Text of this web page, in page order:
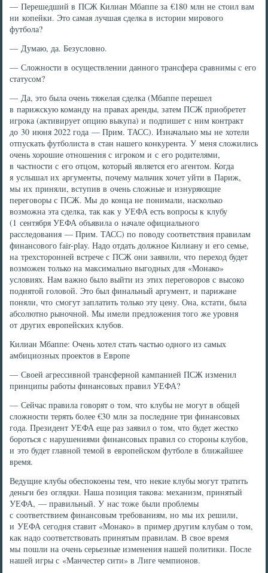
— Перешедший в ПСЖ Килиан Мбаппе за €180 млн не стоил вам
ни копейки. Это самая лучшая сделка в истории мирового
футбола?
— Думаю, да. Безусловно.
— Сложности в осуществлении данного трансфера сравнимы с его
статусом?
— Да, это была очень тяжелая сделка (Мбаппе перешел
в парижскую команду на правах аренды, затем ПСЖ приобретет
игрока (активирует опцию выкупа) и подпишет с ним контракт
до 30 июня 2022 года — Прим. ТАСС). Изначально мы не хотели
отпускать футболиста в стан нашего конкурента. У меня сложились
очень хорошие отношения с игроком и с его родителями,
в частности с его отцом, который является его агентом. Когда
я услышал их аргументы, почему мальчик хочет уйти в Париж,
мы их приняли, вступив в очень сложные и изнуряющие
переговоры с ПСЖ. Мы до конца не понимали, насколько
возможна эта сделка, так как у УЕФА есть вопросы к клубу
(1 сентября УЕФА объявила о начале официального
расследования — Прим. ТАСС) по поводу соответствия правилам
финансового fair-play. Надо отдать должное Килиану и его семье,
на трехсторонней встрече с ПСЖ они заявили, что переход будет
возможен только на максимально выгодных для «Монако»
условиях. Нам важно было выйти из этих переговоров с высоко
поднятой головой. Это был финальный аргумент, и парижане
поняли, что смогут заплатить только эту цену. Она, кстати, была
абсолютно рыночной. Мы имели предложения того же уровня
от других европейских клубов.
Килиан Мбаппе: Очень хотел стать частью одного из самых
амбициозных проектов в Европе
— Своей агрессивной трансферной кампанией ПСЖ изменил
принципы работы финансовых правил УЕФА?
— Сейчас правила говорят о том, что клубы не могут в общей
сложности терять более €30 млн за последние три финансовых
года. Президент УЕФА еще раз заявил о том, что будет жестко
бороться с нарушениями финансовых правил со стороны клубов,
и это будет главной темой в европейском футболе в ближайшее
время.
Ведущие клубы обеспокоены тем, что некие клубы могут тратить
деньги без оглядки. Наша позиция такова: механизм, принятый
УЕФА, — правильный. У нас тоже были проблемы
с соответствием финансовым требованиям, но мы их решили,
и УЕФА сегодня ставит «Монако» в пример другим клубам о том,
как надо соответствовать принятым правилам. В свое время
мы пошли на очень серьезные изменения нашей политики. После
нашей игры с «Манчестер сити» в Лиге чемпионов.